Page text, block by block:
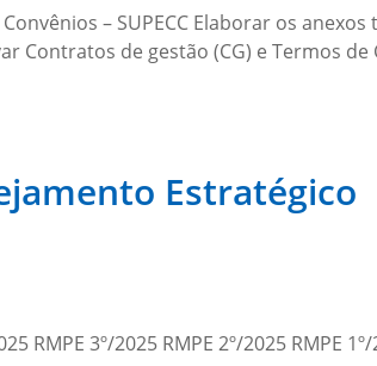
– SUPECC Elaborar os anexos
Contratos de gestão (CG) e Termos
Estratégico
3º/2025 RMPE 2º/2025 RMPE 1º/